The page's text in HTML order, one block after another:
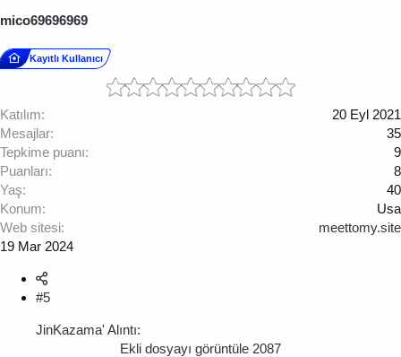
mico69696969
Kayıtlı Kullanıcı
Katılım
20 Eyl 2021
Mesajlar
35
Tepkime puanı
9
Puanları
8
Yaş
40
Konum
Usa
Web sitesi
meettomy.site
19 Mar 2024
#5
JinKazama' Alıntı:
Ekli dosyayı görüntüle 2087